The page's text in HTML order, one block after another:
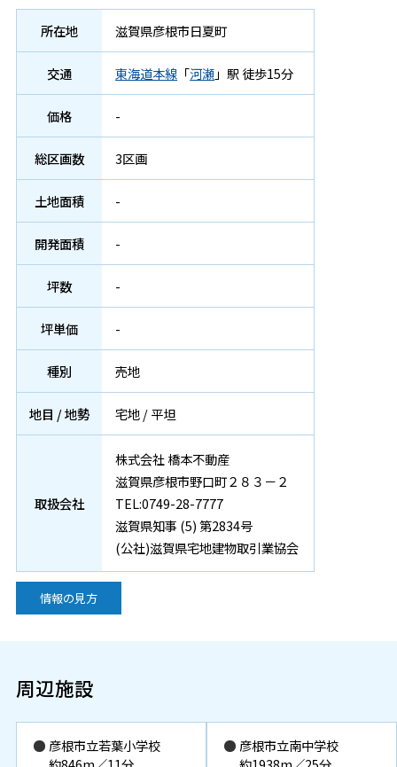
所在地 滋賀県彦根市日夏町
交通 東海道本線 「河瀬」駅 徒歩15分
価格 -
総区画数 3区画
土地面積 -
開発面積 -
坪数 -
坪単価 -
種別 売地
地目 / 地勢 宅地 / 平坦
取扱会社
株式会社 橋本不動産
滋賀県彦根市野口町２８３－２
TEL:0749-28-7777
滋賀県知事 (5) 第2834号
(公社)滋賀県宅地建物取引業協会
情報の見方
周辺施設
彦根市立若葉小学校
彦根市立南中学校